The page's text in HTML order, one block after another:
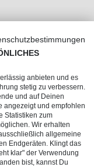
anbieten und es
stetig zu verbessern.
und auf Deinen
angezeigt und empfohlen
Statistiken zum
Wir erhalten
allgemeine
Endgeräten. Klingt das
klar" der Verwendung
bist, kannst Du